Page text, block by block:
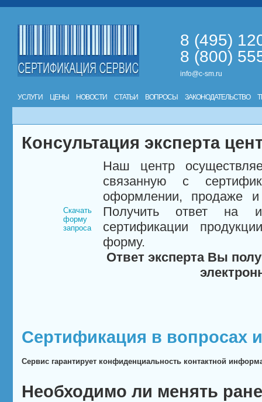
8 (495)
8 (800)
info@c-sm.ru
УСЛУГИ ЦЕНЫ НОВОСТИ СТАТЬИ ВОПРОСЫ ЗАКОНОДАТЕЛЬСТВО
Консультация эксперта
Скачать
форму
запроса
Наш центр
связанную с
оформлении, продаже и
Получить ответ на
сертификации
форму.
Ответ эксперта Вы
Сертификация в вопросах
Сервис гарантирует конфиденциальность контактной
Необходимо ли менять